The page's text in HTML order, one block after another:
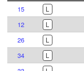
15
L
12
L
26
L
34
L